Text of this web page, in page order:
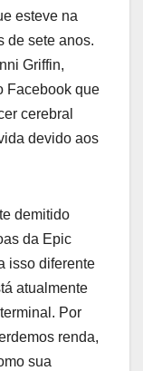
esteve na
de sete anos.
Griffin,
Facebook que
cerebral
devido aos
demitido
da Epic
isso diferente
atualmente
Por
renda,
sua